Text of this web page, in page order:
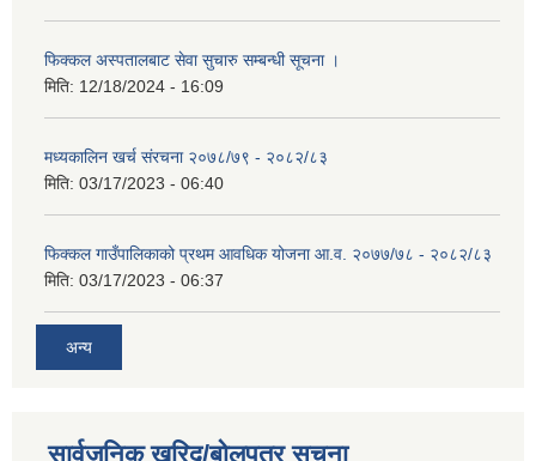
फिक्कल अस्पतालबाट सेवा सुचारु सम्बन्धी सूचना ।
मिति: 12/18/2024 - 16:09
मध्यकालिन खर्च संरचना २०७८/७९ - २०८२/८३
मिति: 03/17/2023 - 06:40
फिक्कल गाउँपालिकाको प्रथम आवधिक योजना आ.व. २०७७/७८ - २०८२/८३
मिति: 03/17/2023 - 06:37
अन्य
सार्वजनिक खरिद/बोलपत्र सूचना